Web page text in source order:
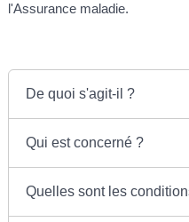
l'Assurance maladie.
De quoi s'agit-il ?
Qui est concerné ?
Quelles sont les